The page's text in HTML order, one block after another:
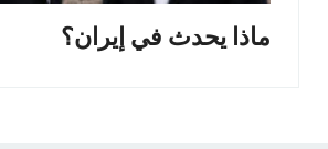
ماذا يحدث في إيران؟